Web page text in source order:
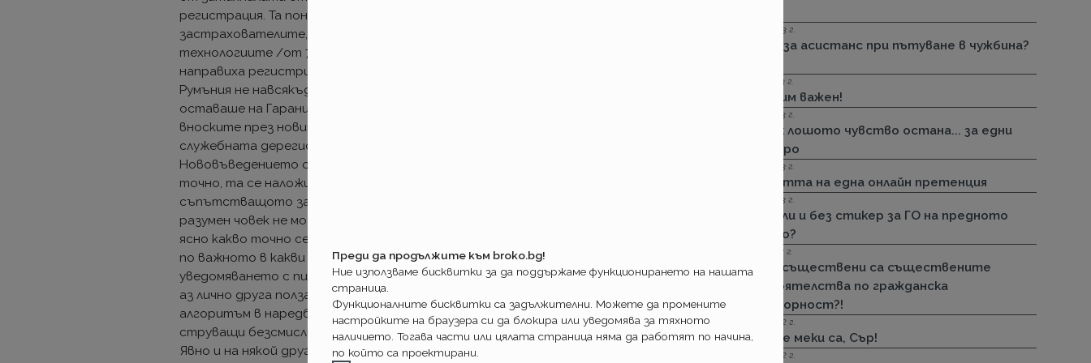
регистрация. Та понеже често остават без полица, щото
застрахователите, за разлика от визията на кодекса, познават
технологиите /от 70-тe, базите данни са горе долу от тогава/, си
направиха регистри и наложиха драстични оскъпявания или просто в
Румъния не навсякъде има БГ полици, в много случай отговорността
оставаше на Гаранционния фонд. И вместо да товарят фонда и събират
вноските през новите полици, мъдро пипнаха кодекса в частта за
служебната дерегистрация.
Нововъведението обаче не беше никак дообмислено, как да работи
точно, та се наложи да изчака известно време за да му пипнат и
съпътстващото законодателство. Остана си несъвършено. И сега
разумен човек не може да прочете нормативната уредба и да му стане
ясно какво точно се случва, ако остане без гражданска отговорност и
по важното в какви срокове. Да не говорим и за другата фрикция, като
уведомяването с писма. Освен да докарва постоянен приход на пощата,
аз лично друга полза не виждам. Но що им е да разпишат един ясен в
алгоритъм в наредба и да не се занимават и КАТ и ГФ със скъпо
струващи безсмислици.
Явно и на някой друг от Смолян му е писнало, щото вчера група съдии,
06.07.2023 г.
Корис за асистанс при пътуване в чужбина?
12.03.2023 г.
Не си им важен!
22.02.2023 г.
Но пък лошото чувство остана... за едни
100 евро
26.01.2023 г.
За честта на една онлайн претенция
02.01.2023 г.
Може ли и без стикер за ГО на предното
стъкло?
27.10.2022 г.
Колко съществени са съществените
обстоятелства по гражданска
отговорност?!
06.10.2022 г.
Твърде меки са, Сър!
24.08.2022 г.
Преди да продължите към broko.bg!
Ние използваме бисквитки за да поддържаме функционирането на нашата
страница.
Функционалните бисквитки са задължителни. Можете да промените
настройките на браузера си да блокира или уведомява за тяхното
наличието. Тогава части или цялата страница няма да работят по начина,
по който са проектирани.